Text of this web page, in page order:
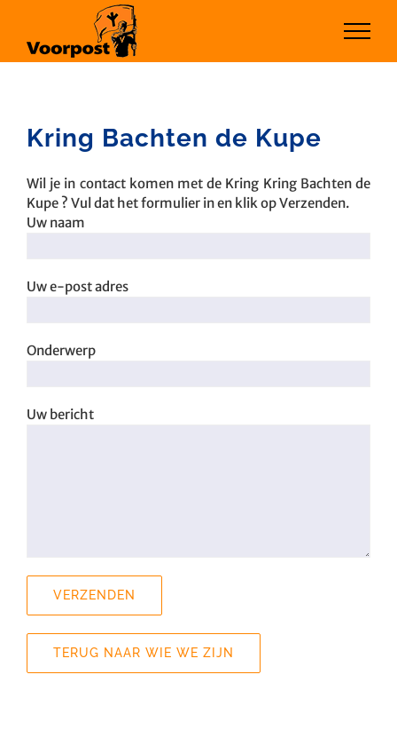
inhoud
Kring Bachten de Kupe
Wil je in contact komen met de Kring Kring Bachten de
Kupe ? Vul dat het formulier in en klik op Verzenden.
Uw naam
Uw e-post adres
Onderwerp
Uw bericht
TERUG NAAR WIE WE ZIJN